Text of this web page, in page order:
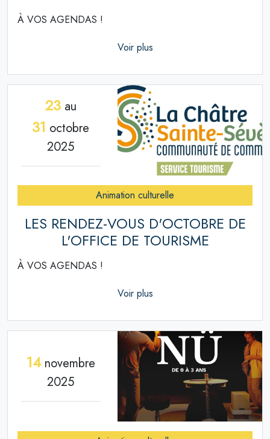
À VOS AGENDAS !
Voir plus
23au
31 octobre
2025
Animation culturelle
LES RENDEZ-VOUS D'OCTOBRE DE
L'OFFICE DE TOURISME
À VOS AGENDAS !
Voir plus
14novembre
2025